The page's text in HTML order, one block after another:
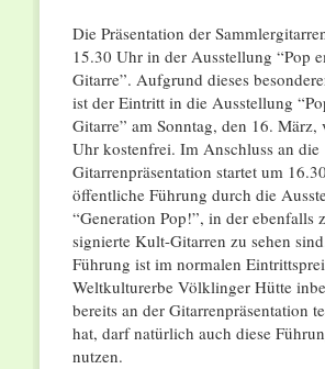
Die Präsentation der
15.30 Uhr in der Ausstellung “Pop
Gitarre”. Aufgrund dieses
ist der Eintritt in die Ausstellung
Gitarre” am Sonntag, den 16. März,
Uhr kostenfrei. Im Anschluss an die
Gitarrenpräsentation startet um
öffentliche Führung durch die
“Generation Pop!”, in der ebenfalls
signierte Kult-Gitarren zu sehen
Führung ist im normalen
Weltkulturerbe Völklinger Hütte
bereits an der Gitarrenpräsentation
hat, darf natürlich auch diese
nutzen.